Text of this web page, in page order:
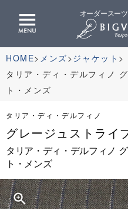
オーダースー
HOME メンズ ジャケット
タリア・ディ・デルフィノ
ト・メンズ
タリア・ディ・デルフィノ
グレージュストライ
タリア・ディ・デルフィノ
ト・メンズ
zoom_in